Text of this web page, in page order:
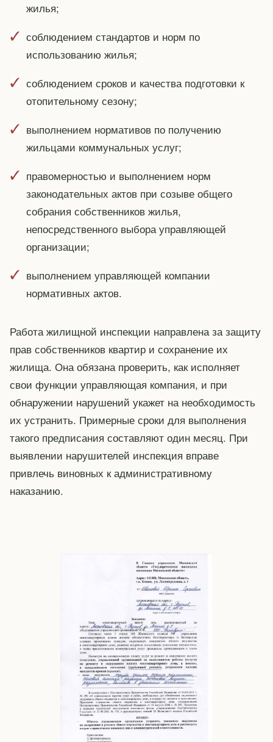
жилья;
соблюдением стандартов и норм по
использованию жилья;
соблюдением сроков и качества подготовки к
отопительному сезону;
выполнением нормативов по получению
жильцами коммунальных услуг;
правомерностью и выполнением норм
законодательных актов при созыве общего
собрания собственников жилья,
непосредственного выбора управляющей
организации;
выполнением управляющей компании
нормативных актов.
Работа жилищной инспекции направлена за защиту
прав собственников квартир и сохранение их
жилища. Она обязана проверить, как исполняет
свои функции управляющая компания, и при
обнаружении нарушений укажет на необходимость
их устранить. Примерные сроки для выполнения
такого предписания составляют один месяц. При
выявлении нарушителей инспекция вправе
привлечь виновных к административному
наказанию.